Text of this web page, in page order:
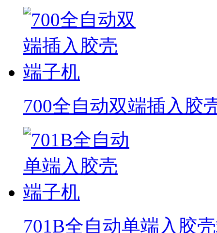
700全自动双端插入胶
701B全自动单端入胶